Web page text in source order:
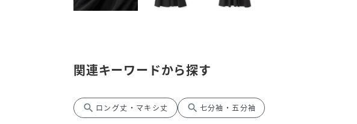
関連キーワードから探す
search ロング丈・マキシ丈 search 七分袖・五分袖